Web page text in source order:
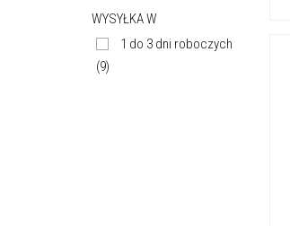
WYSYŁKA W
1 do 3 dni roboczych
(9)